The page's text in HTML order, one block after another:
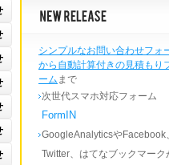
シンプルなお問い合わせフォ
から自動計算付きの見積もり
ーム まで
次世代スマホ対応フォーム
FormIN
GoogleAnalyticsやFacebook、
Twitter、はてなブックマーク